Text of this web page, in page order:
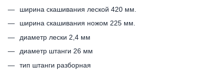
ширина скашивания леской 420 мм.
ширина скашивания ножом 225 мм.
диаметр лески 2,4 мм
диаметр штанги 26 мм
тип штанги разборная